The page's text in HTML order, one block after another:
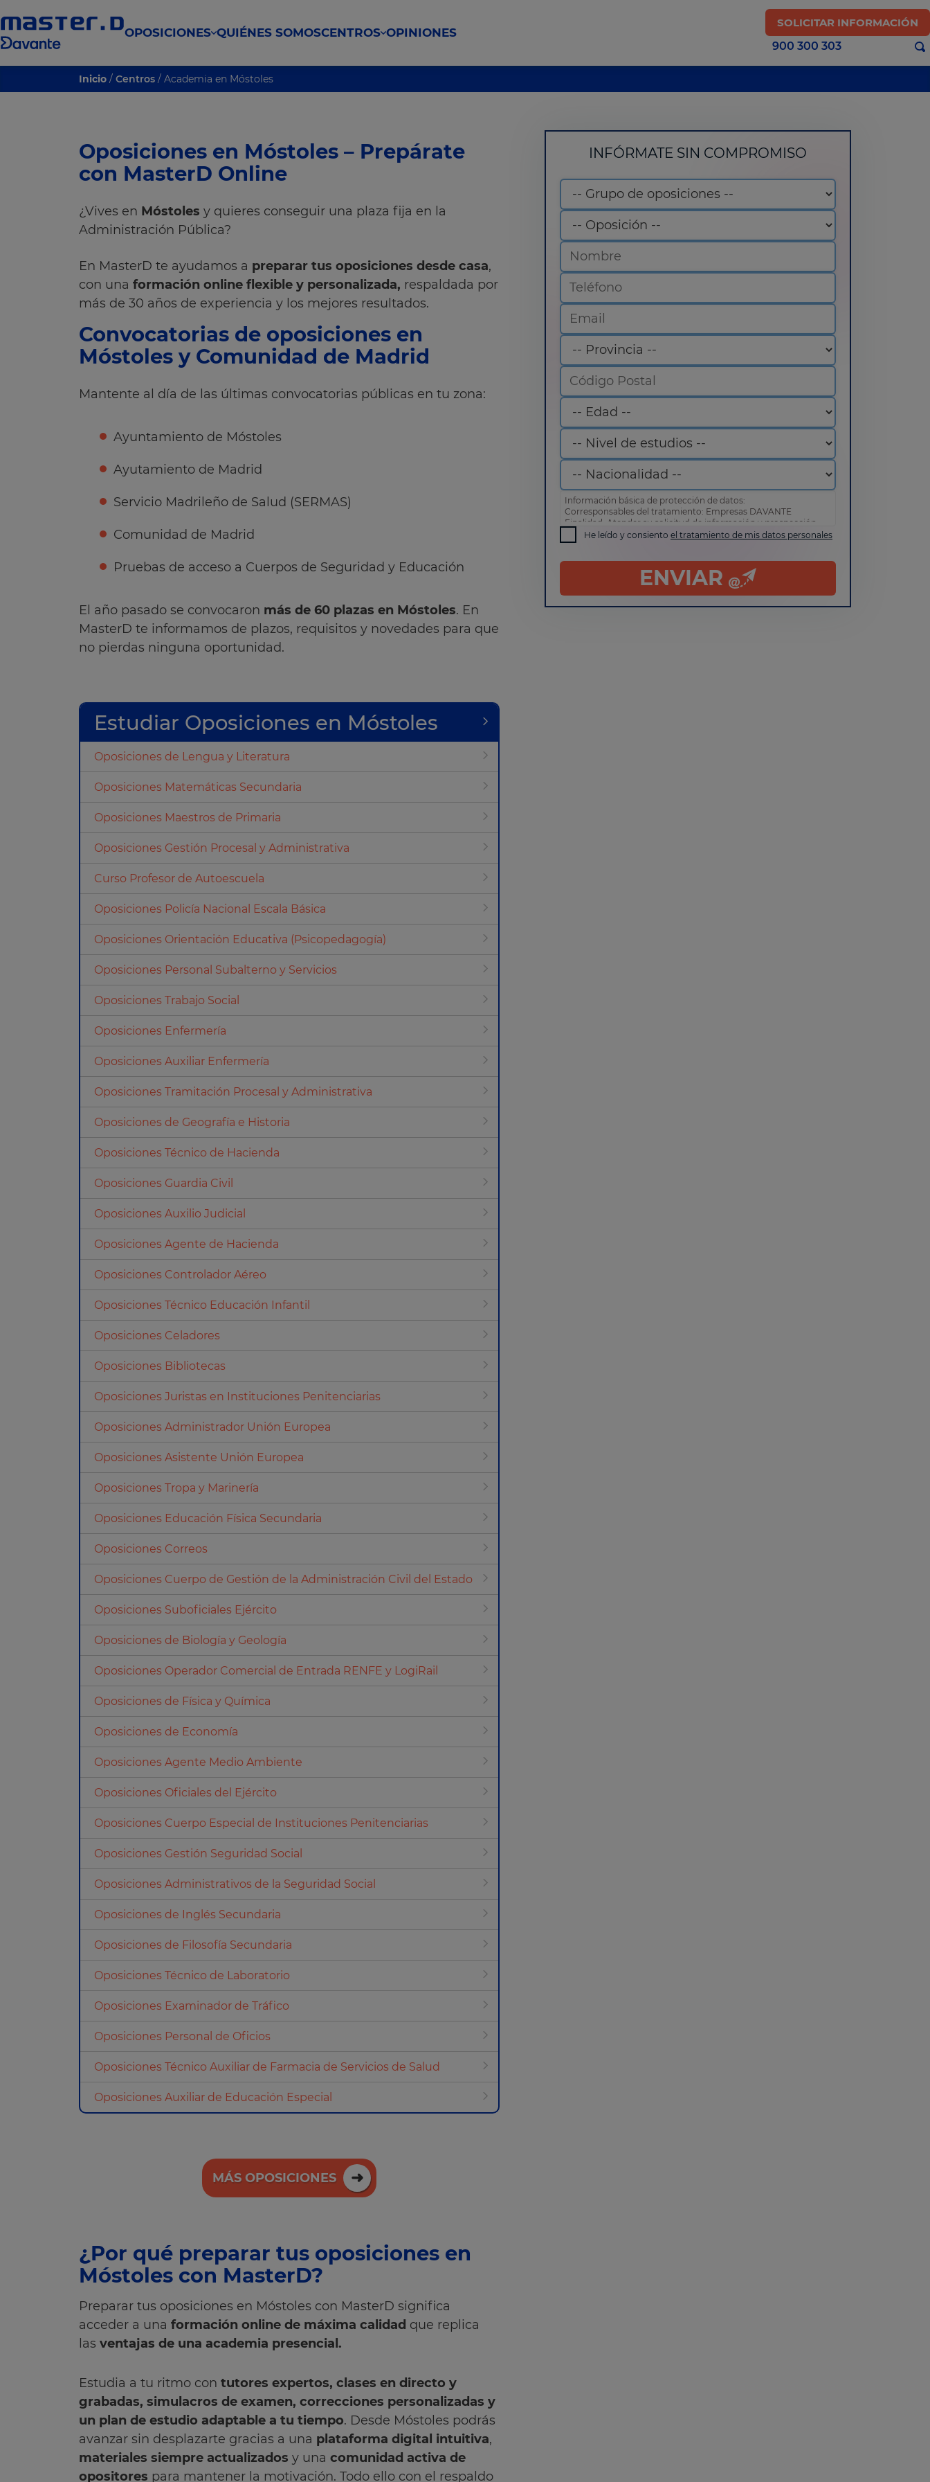
OPOSICIONES QUIÉNES SOMOSCENTROS OPINIONES
SOLICITAR INFORMACIÓN
900 300 303
Inicio / Centros / Academia en Móstoles
Oposiciones en Móstoles – Prepárate
con MasterD Online
¿Vives en Móstoles y quieres conseguir una plaza fija en la
Administración Pública?
En MasterD te ayudamos a preparar tus oposiciones desde casa,
con una formación online flexible y personalizada, respaldada por
más de 30 años de experiencia y los mejores resultados.
Convocatorias de oposiciones en
Móstoles y Comunidad de Madrid
Mantente al día de las últimas convocatorias públicas en tu zona:
Ayuntamiento de Móstoles
Ayutamiento de Madrid
Servicio Madrileño de Salud (SERMAS)
Comunidad de Madrid
Pruebas de acceso a Cuerpos de Seguridad y Educación
El año pasado se convocaron más de 60 plazas en Móstoles. En
MasterD te informamos de plazos, requisitos y novedades para que
no pierdas ninguna oportunidad.
Estudiar Oposiciones en Móstoles
Oposiciones de Lengua y Literatura
Oposiciones Matemáticas Secundaria
Oposiciones Maestros de Primaria
Oposiciones Gestión Procesal y Administrativa
Curso Profesor de Autoescuela
Oposiciones Policía Nacional Escala Básica
Oposiciones Orientación Educativa (Psicopedagogía)
Oposiciones Personal Subalterno y Servicios
Oposiciones Trabajo Social
Oposiciones Enfermería
Oposiciones Auxiliar Enfermería
Oposiciones Tramitación Procesal y Administrativa
Oposiciones de Geografía e Historia
Oposiciones Técnico de Hacienda
Oposiciones Guardia Civil
Oposiciones Auxilio Judicial
Oposiciones Agente de Hacienda
Oposiciones Controlador Aéreo
Oposiciones Técnico Educación Infantil
Oposiciones Celadores
Oposiciones Bibliotecas
Oposiciones Juristas en Instituciones Penitenciarias
Oposiciones Administrador Unión Europea
Oposiciones Asistente Unión Europea
Oposiciones Tropa y Marinería
Oposiciones Educación Física Secundaria
Oposiciones Correos
Oposiciones Cuerpo de Gestión de la Administración Civil del Estado
Oposiciones Suboficiales Ejército
Oposiciones de Biología y Geología
Oposiciones Operador Comercial de Entrada RENFE y LogiRail
Oposiciones de Física y Química
Oposiciones de Economía
Oposiciones Agente Medio Ambiente
Oposiciones Oficiales del Ejército
Oposiciones Cuerpo Especial de Instituciones Penitenciarias
Oposiciones Gestión Seguridad Social
Oposiciones Administrativos de la Seguridad Social
Oposiciones de Inglés Secundaria
Oposiciones de Filosofía Secundaria
Oposiciones Técnico de Laboratorio
Oposiciones Examinador de Tráfico
Oposiciones Personal de Oficios
Oposiciones Técnico Auxiliar de Farmacia de Servicios de Salud
Oposiciones Auxiliar de Educación Especial
MÁS OPOSICIONES
¿Por qué preparar tus oposiciones en
Móstoles con MasterD?
Preparar tus oposiciones en Móstoles con MasterD significa
acceder a una formación online de máxima calidad que replica
las ventajas de una academia presencial.
Estudia a tu ritmo con tutores expertos, clases en directo y
grabadas, simulacros de examen, correcciones personalizadas y
un plan de estudio adaptable a tu tiempo. Desde Móstoles podrás
avanzar sin desplazarte gracias a una plataforma digital intuitiva,
materiales siempre actualizados y una comunidad activa de
opositores para mantener la motivación. Todo ello con el respaldo
INFÓRMATE SIN COMPROMISO
Información básica de protección de datos:
Corresponsables del tratamiento: Empresas DAVANTE
Finalidad: Atender su solicitud de información y prospección
comercial
Derechos: Puede acceder, rectificar y suprimir sus datos, así
He leído y consiento el tratamiento de mis datos personales
ENVIAR